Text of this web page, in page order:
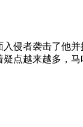
侵者袭击了他并
点越来越多，